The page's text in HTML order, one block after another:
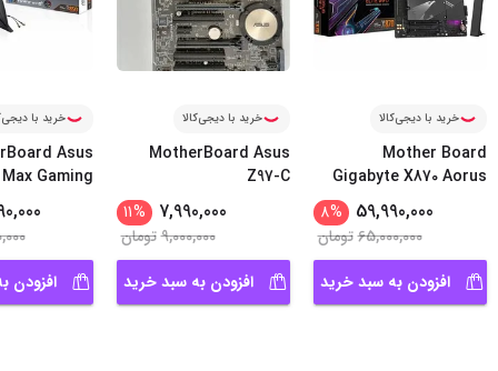
خرید با دیجی‌کالا
Mother Board
Gigabyte X870 Aorus
59,990,000
%
8
65,000,000تومان
افزودن به سبد خرید
خرید با دیجی‌کالا
MotherBoard Asus
Z97-C
7,990,000
%
11
9,000,000تومان
افزودن به سبد خرید
خرید با
Asus
Gaming
افزودن